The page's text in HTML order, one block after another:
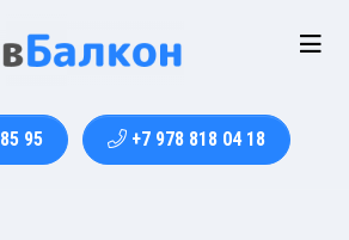
95 +7 978 818 04 18